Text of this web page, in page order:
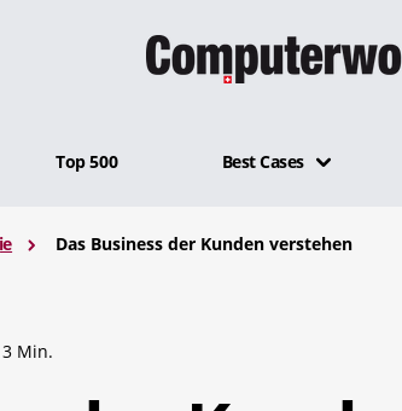
Top 500 Best Cases
Das Business der Kunden verstehen
Min.